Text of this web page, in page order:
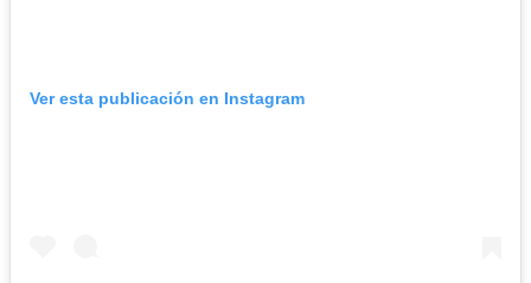
Ver esta publicación en Instagram